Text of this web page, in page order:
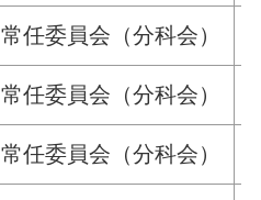
常任委員会（分科会）
常任委員会（分科会）
常任委員会（分科会）